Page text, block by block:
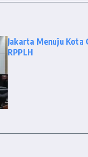
Jakarta Menuju Kota
RPPLH